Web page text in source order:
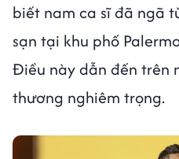
biết nam ca sĩ đã ngã
sạn tại khu phố
Điều này dẫn đến trên
thương nghiêm trọng.